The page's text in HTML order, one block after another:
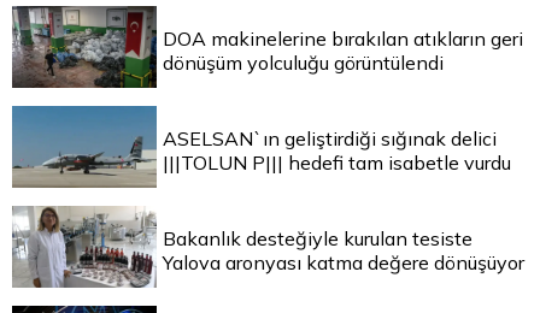
DOA makinelerine bırakılan atıkların geri
dönüşüm yolculuğu görüntülendi
ASELSAN`ın geliştirdiği sığınak delici
|||TOLUN P||| hedefi tam isabetle vurdu
Bakanlık desteğiyle kurulan tesiste
Yalova aronyası katma değere dönüşüyor